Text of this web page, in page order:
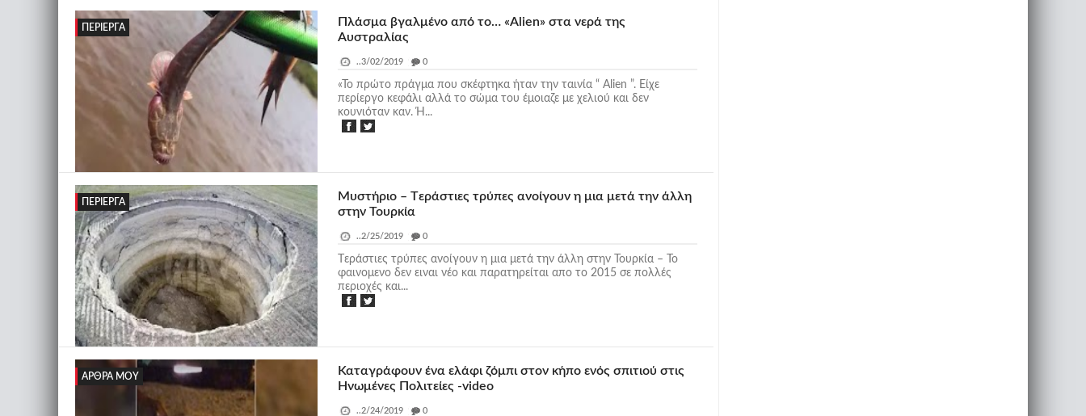
ΠΕΡΊΕΡΓΑ
Πλάσμα βγαλμένο από το… «Alien» στα νερά της
Αυστραλίας
..3/02/2019 _ 0
«Το πρώτο πράγμα που σκέφτηκα ήταν την ταινία “ Alien ”. Είχε
περίεργο κεφάλι αλλά το σώμα του έμοιαζε με χελιού και δεν
κουνιόταν καν. Ή...
ΠΕΡΊΕΡΓΑ
Μυστήριο – Tεράστιες τρύπες ανοίγουν η μια μετά την άλλη
στην Τουρκία
..2/25/2019 _ 0
Tεράστιες τρύπες ανοίγουν η μια μετά την άλλη στην Τουρκία – Το
φαινομενο δεν ειναι νέο και παρατηρείται απο το 2015 σε πολλές
περιοχές και...
ΆΡΘΡΑ ΜΟΥ
Καταγράφουν ένα ελάφι ζόμπι στον κήπο ενός σπιτιού στις
Ηνωμένες Πολιτείες -video
..2/24/2019 _ 0